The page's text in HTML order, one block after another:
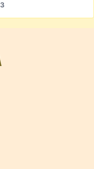
3